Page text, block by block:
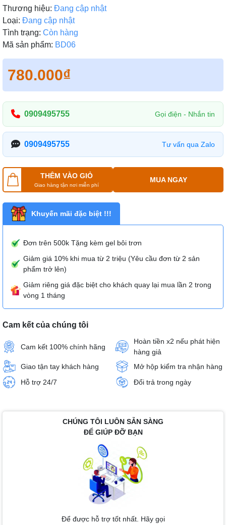
Thương hiệu: Đang cập nhật
Loại: Đang cập nhật
Tình trạng: Còn hàng
Mã sản phẩm: BD06
780.000₫
0909495755 Gọi điện - Nhắn tin
0909495755 Tư vấn qua Zalo
THÊM VÀO GIỎ
Giao hàng tận nơi miễn phí
MUA NGAY
Khuyến mãi đặc biệt !!!
Đơn trên 500k Tặng kèm gel bôi trơn
Giảm giá 10% khi mua từ 2 triệu (Yêu cầu đơn từ 2 sản
phẩm trở lên)
Giảm riêng giá đặc biệt cho khách quay lại mua lần 2 trong
vòng 1 tháng
Cam kết của chúng tôi
Cam kết 100% chính hãng
Hoàn tiền x2 nếu phát hiện
hàng giả
Giao tận tay khách hàng
Mở hộp kiểm tra nhận hàng
Hỗ trợ 24/7
Đổi trả trong ngày
CHÚNG TÔI LUÔN SẴN SÀNG
ĐỂ GIÚP ĐỠ BẠN
Để được hỗ trợ tốt nhất. Hãy gọi